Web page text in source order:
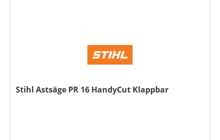
Stihl Astsäge PR 16 HandyCut Klappbar